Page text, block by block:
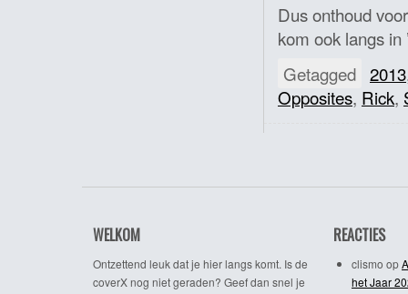
Dus onthoud
kom ook langs in
Getagged 2013
Opposites, Rick,
WELKOM
Ontzettend leuk dat je hier langs komt. Is de
coverX nog niet geraden? Geef dan snel je
REACTIES
clismo op
het Jaar